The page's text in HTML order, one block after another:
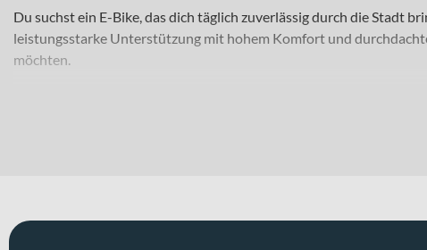
Du suchst ein E-Bike, das dich täglich zuverlässig durch die Stadt
leistungsstarke Unterstützung mit hohem Komfort und
möchten.
Das Modell rollt mit Laufrädern in 29 Zoll.